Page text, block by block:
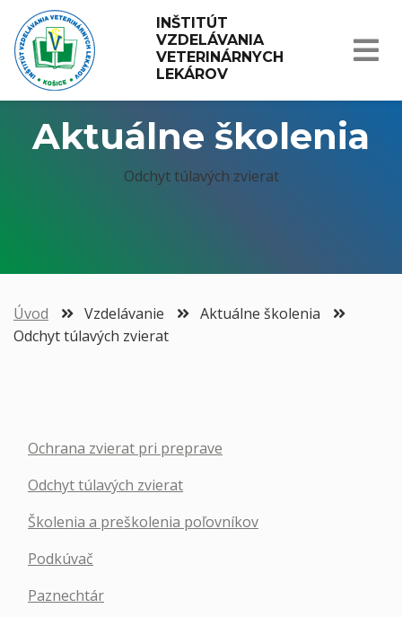
INŠTITÚT
VZDELÁVANIA
VETERINÁRNYCH
LEKÁROV
Aktuálne školenia
Odchyt túlavých zvierat
Úvod Vzdelávanie
Aktuálne školenia
Odchyt túlavých zvierat
Ochrana zvierat pri preprave
Odchyt túlavých zvierat
Školenia a preškolenia poľovníkov
Podkúvač
Paznechtár